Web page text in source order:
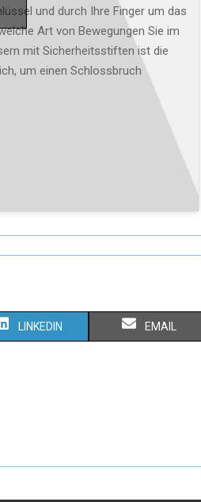
und durch Ihre Finger um das
Art von Bewegungen Sie im
mit Sicherheitsstiften ist die
um einen Schlossbruch
LINKEDIN EMAIL